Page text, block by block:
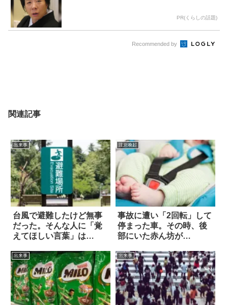
PR(くらしの話題)
Recommended by
関連記事
出来事
台風で避難したけど無事
だった。そんな人に「覚
えてほしい言葉」は…
注意喚起
事故に遭い「2回転」して
停まった車。その時、後
部にいた赤ん坊が…
出来事 出来事